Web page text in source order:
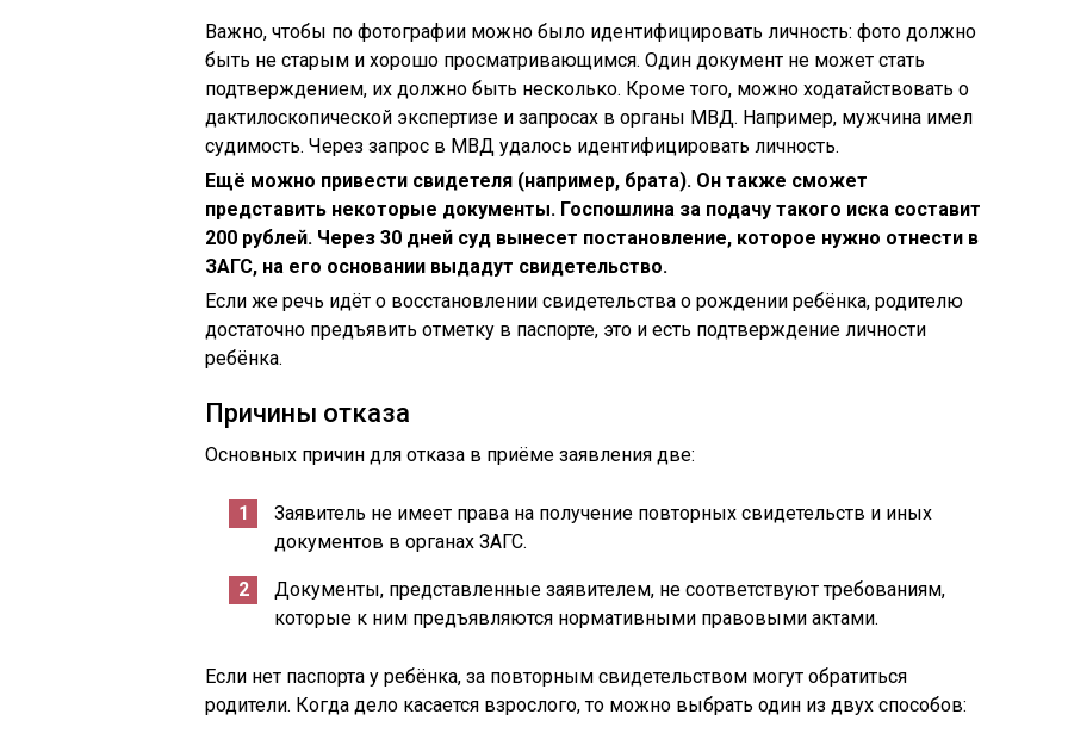
Важно, чтобы по фотографии можно было идентифицировать личность: фото должно
быть не старым и хорошо просматривающимся. Один документ не может стать
подтверждением, их должно быть несколько. Кроме того, можно ходатайствовать о
дактилоскопической экспертизе и запросах в органы МВД. Например, мужчина имел
судимость. Через запрос в МВД удалось идентифицировать личность.
Ещё можно привести свидетеля (например, брата). Он также сможет
представить некоторые документы. Госпошлина за подачу такого иска составит
200 рублей. Через 30 дней суд вынесет постановление, которое нужно отнести в
ЗАГС, на его основании выдадут свидетельство.
Если же речь идёт о восстановлении свидетельства о рождении ребёнка, родителю
достаточно предъявить отметку в паспорте, это и есть подтверждение личности
ребёнка.
Причины отказа
Основных причин для отказа в приёме заявления две:
Заявитель не имеет права на получение повторных свидетельств и иных
документов в органах ЗАГС.
Документы, представленные заявителем, не соответствуют требованиям,
которые к ним предъявляются нормативными правовыми актами.
Если нет паспорта у ребёнка, за повторным свидетельством могут обратиться
родители. Когда дело касается взрослого, то можно выбрать один из двух способов: